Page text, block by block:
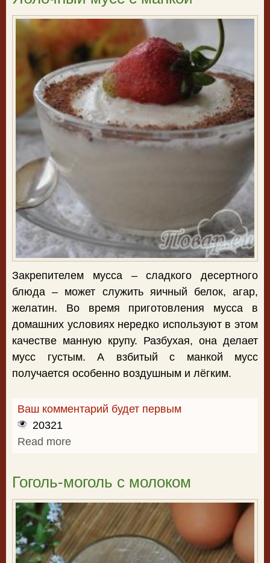
Закрепителем мусса – сладкого десертного
блюда – может служить яичный белок, агар,
желатин. Во время приготовления мусса в
домашних условиях нередко используют в этом
качестве манную крупу. Разбухая, она делает
мусс густым. А взбитый с манкой мусс
получается особенно воздушным и лёгким.
Ваш комментарий будет первым
20321
Read more
Гоголь-моголь с молоком